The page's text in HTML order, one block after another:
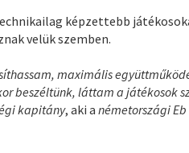
képzettebb
velük szemben.
maximális
beszéltünk, láttam a játékosok
kapitány, aki anémetországi Eb